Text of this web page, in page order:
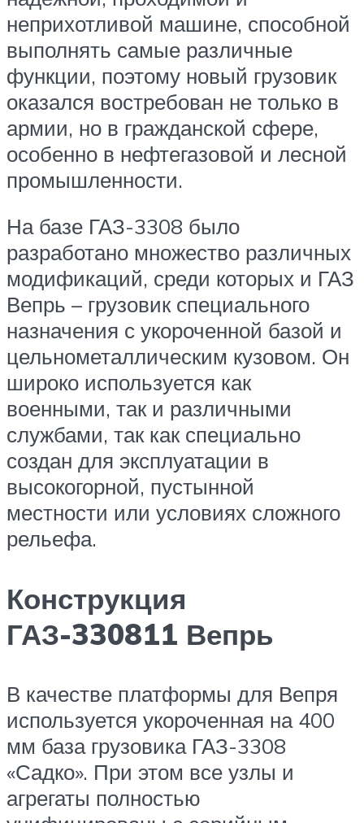
неприхотливой машине, способной
выполнять самые различные
функции, поэтому новый грузовик
оказался востребован не только в
армии, но в гражданской сфере,
особенно в нефтегазовой и лесной
промышленности.
На базе ГАЗ-3308 было
разработано множество различных
модификаций, среди которых и ГАЗ
Вепрь – грузовик специального
назначения с укороченной базой и
цельнометаллическим кузовом. Он
широко используется как
военными, так и различными
службами, так как специально
создан для эксплуатации в
высокогорной, пустынной
местности или условиях сложного
рельефа.
Конструкция
ГАЗ-330811 Вепрь
В качестве платформы для Вепря
используется укороченная на 400
мм база грузовика ГАЗ-3308
«Садко». При этом все узлы и
агрегаты полностью